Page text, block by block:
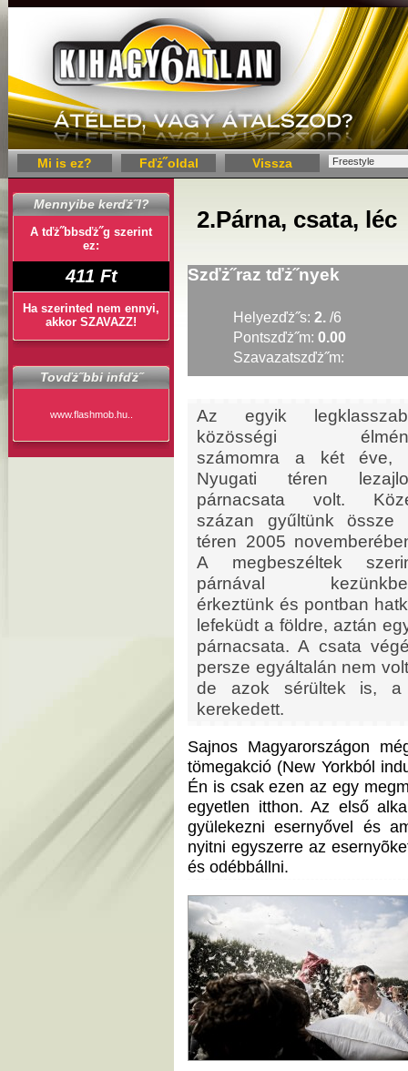
Mi is ez? Fďż˝oldal Vissza
Mennyibe kerďż˝l?
A tďż˝bbsďż˝g szerint
ez:
411 Ft
Ha szerinted nem ennyi,
akkor SZAVAZZ!
Tovďż˝bbi infďż˝
www.flashmob.hu..
2.Párna, csata, léc
Szďż˝raz tďż˝nyek
Helyezďż˝s: 2. /6
Pontszďż˝m: 0.00
Szavazatszďż˝m:
Az egyik
közösségi
számomra a két éve,
Nyugati téren
párnacsata volt.
százan gyűltünk össze
téren 2005
A megbeszéltek
párnával
érkeztünk és pontban
lefeküdt a földre, aztán
párnacsata. A csata
persze egyáltalán nem
de azok sérültek is, a
kerekedett.
Sajnos Magyarországon
tömegakció (New Yorkból
Én is csak ezen az egy
egyetlen itthon. Az első
gyülekezni esernyővel és
nyitni egyszerre az
és odébbállni.